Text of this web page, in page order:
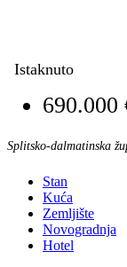
Istaknuto
690.000
Splitsko-dalmatinska
Stan
Kuća
Zemljište
Novogradnja
Hotel